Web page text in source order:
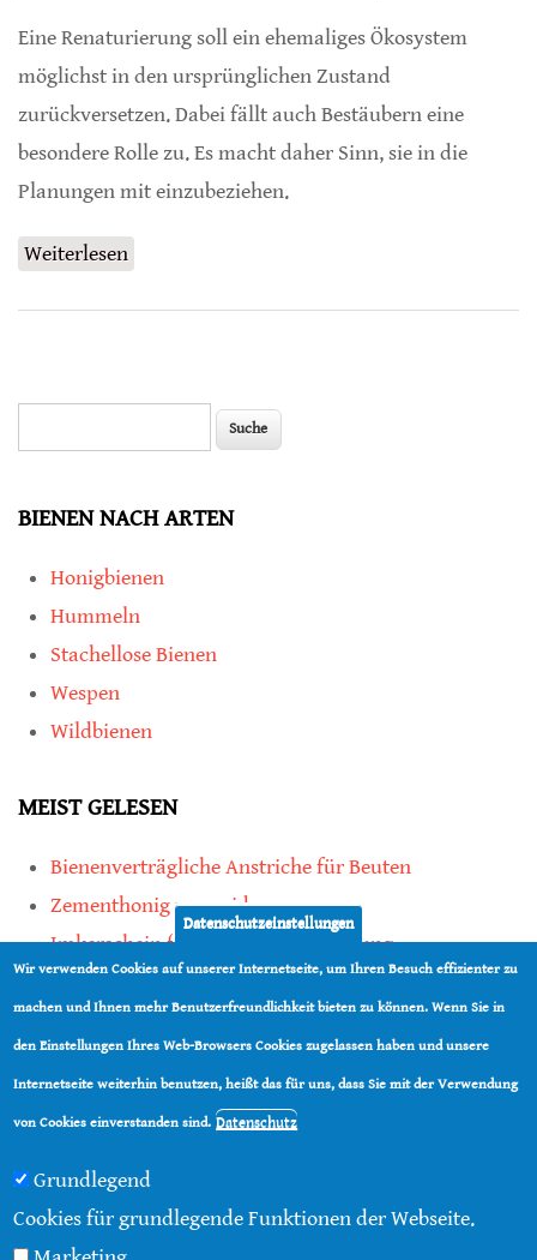
Eine Renaturierung soll ein ehemaliges Ökosystem
möglichst in den ursprünglichen Zustand
zurückversetzen. Dabei fällt auch Bestäubern eine
besondere Rolle zu. Es macht daher Sinn, sie in die
Planungen mit einzubeziehen.
Weiterlesen
BIENEN NACH ARTEN
Honigbienen
Hummeln
Stachellose Bienen
Wespen
Wildbienen
MEIST GELESEN
Bienenverträgliche Anstriche für Beuten
Zementhonig vermeiden
Imkerschein für Honigbienen-Haltung
Kauf von Mittelwänden ist Vertrauenssache
teilen
Datenschutzeinstellungen
Wir verwenden Cookies auf unserer Internetseite, um Ihren Besuch effizienter zu
machen und Ihnen mehr Benutzerfreundlichkeit bieten zu können. Wenn Sie in
den Einstellungen Ihres Web-Browsers Cookies zugelassen haben und unsere
Internetseite weiterhin benutzen, heißt das für uns, dass Sie mit der Verwendung
von Cookies einverstanden sind. Datenschutz
Grundlegend
Cookies für grundlegende Funktionen der Webseite.